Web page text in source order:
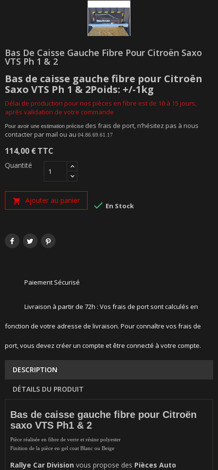
Bas De Caisse Gauche Fibre Pour Citroën Saxo
VTS Ph 1 & 2
Bas de caisse gauche fibre pour Citroën
Saxo VTS Ph 1 & 2Poids: +/-1kg
Délai de production pour nos pièces en fibre est de 10 à 15 jours,
après validation de votre commande
Pour avoir une estimation précise des frais de port, n’hésitez pas à nous
contacter par mail ou au 04.86.69.61.17
114,00 €TTC
Quantité
 Ajouter au panier  En Stock
Paiement Sécurisé
Livraison à partir de 72h : Vos frais de port sont calculés en
fonction de votre adresse de livraison. Pour connaître vos frais de
port, vous devez créer un compte et être connecté à votre compte.
DESCRIPTION
DÉTAILS DU PRODUIT
Bas de caisse gauche fibre pour Citroën
saxo VTS Ph1 & 2
Pièce réalisée en fibre de verre et résine polyester
Finition de la pièce en gel coat Blanc ou Beige
Rallye Car Division vous propose des Pièces Auto